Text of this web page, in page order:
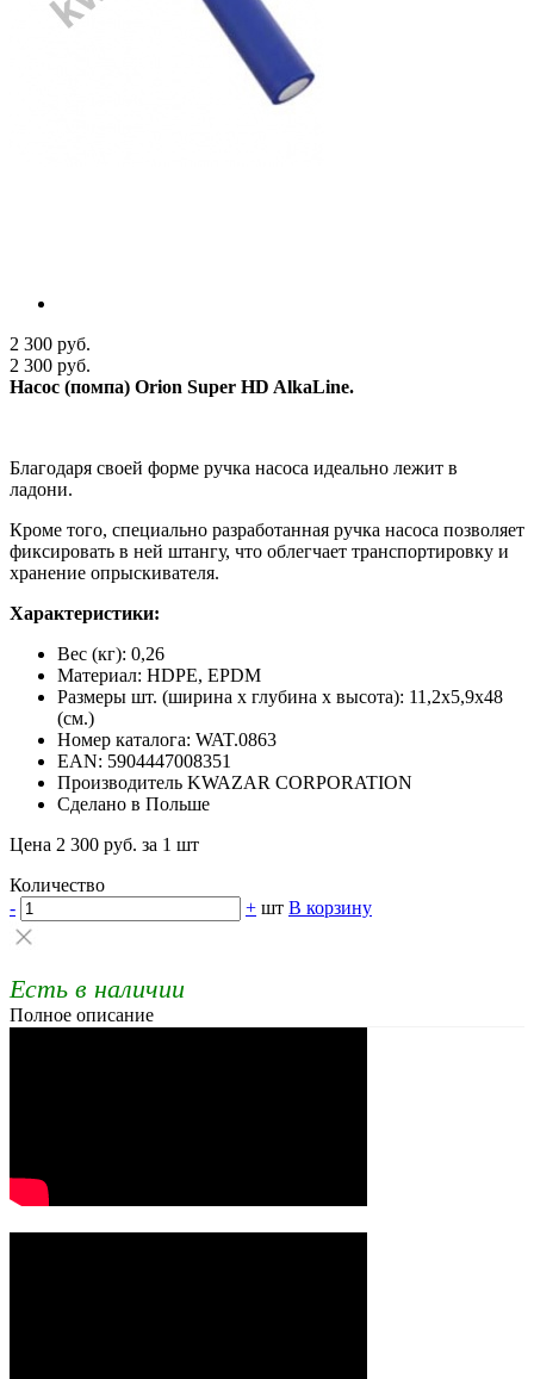
2 300 руб.
2 300 руб.
Насос (помпа) Orion Super HD AlkaLine.
Благодаря своей форме ручка насоса идеально лежит в
ладони.
Кроме того, специально разработанная ручка насоса позволяет
фиксировать в ней штангу, что облегчает транспортировку и
хранение опрыскивателя.
Характеристики:
Вес (кг): 0,26
Материал: HDPE, EPDM
Размеры шт. (ширина х глубина х высота): 11,2х5,9х48
(см.)
Номер каталога: WAT.0863
EAN: 5904447008351
Производитель KWAZAR CORPORATION
Сделано в Польше
Цена 2 300 руб. за 1 шт
Количество
-
+ шт В корзину
Есть в наличии
Полное описание